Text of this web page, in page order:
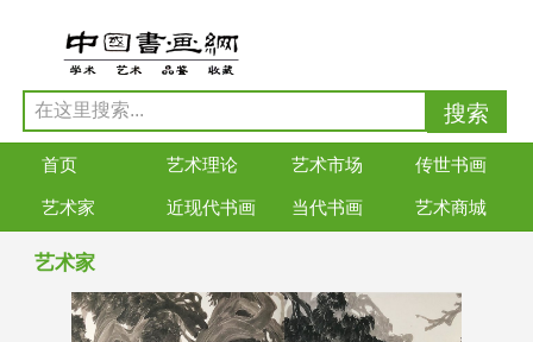
首页 艺术理论 艺术市场 传世书画
艺术家 近现代书画 当代书画 艺术商城
艺术家